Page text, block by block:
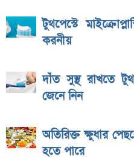
টুথপেস্টে
করনীয়
দাঁত সুস্থ রাখতে
জেনে নিন
অতিরিক্ত ক্ষুধার
হতে পারে